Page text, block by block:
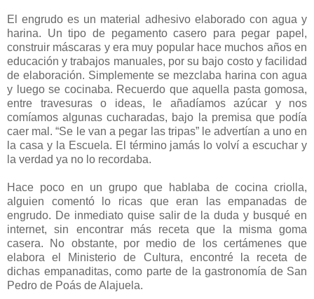
El engrudo es un material adhesivo elaborado con agua y
harina. Un tipo de pegamento casero para pegar papel,
construir máscaras y era muy popular hace muchos años en
educación y trabajos manuales, por su bajo costo y facilidad
de elaboración. Simplemente se mezclaba harina con agua
y luego se cocinaba. Recuerdo que aquella pasta gomosa,
entre travesuras o ideas, le añadíamos azúcar y nos
comíamos algunas cucharadas, bajo la premisa que podía
caer mal. “Se le van a pegar las tripas” le advertían a uno en
la casa y la Escuela. El término jamás lo volví a escuchar y
la verdad ya no lo recordaba.
Hace poco en un grupo que hablaba de cocina criolla,
alguien comentó lo ricas que eran las empanadas de
engrudo. De inmediato quise salir de la duda y busqué en
internet, sin encontrar más receta que la misma goma
casera. No obstante, por medio de los certámenes que
elabora el Ministerio de Cultura, encontré la receta de
dichas empanaditas, como parte de la gastronomía de San
Pedro de Poás de Alajuela.